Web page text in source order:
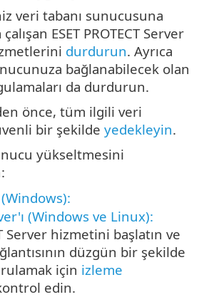
veri tabanı sunucusuna
ESET PROTECT Server
durdurun. Ayrıca
bağlanabilecek olan
da durdurun.
önce, tüm ilgili veri
bir şekilde yedekleyin.
yükseltmesini
(Windows ve Linux):
Server hizmetini başlatın ve
düzgün bir şekilde
için izleme
edin.